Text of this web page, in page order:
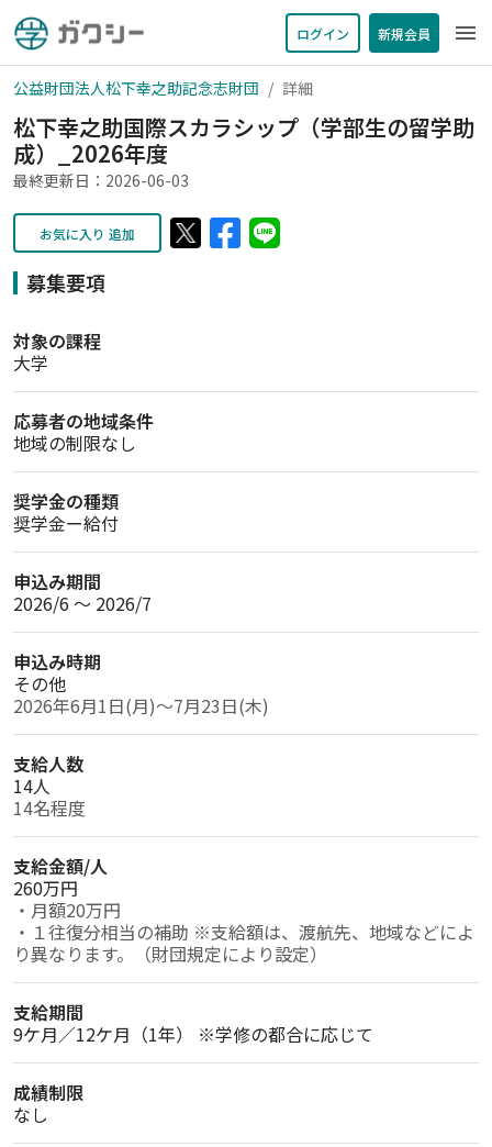
ログイン 新規会員 menu
公益財団法人松下幸之助記念志財団 詳細
松下幸之助国際スカラシップ（学部生の留学助
成）_2026年度
最終更新日：2026-06-03
お気に入り 追加
募集要項
対象の課程
大学
応募者の地域条件
地域の制限なし
奨学金の種類
奨学金ー給付
申込み期間
2026/6 〜 2026/7
申込み時期
その他
支給人数
14人
支給金額/人
260万円
・月額20万円
・１往復分相当の補助 ※支給額は、渡航先、地域などによ
支給期間
成績制限
なし